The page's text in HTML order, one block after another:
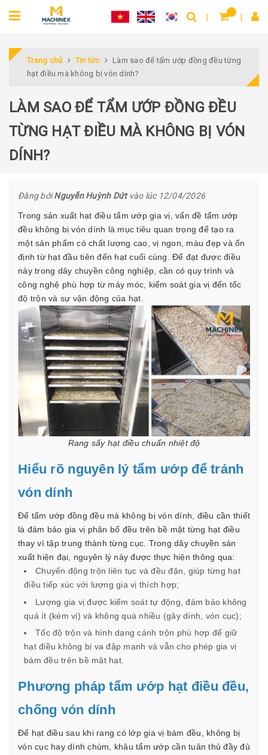
Trang chủ Tin tức
Làm sao để tẩm ướp đồng đều từng
hạt điều mà không bị vón dính?
LÀM SAO ĐỂ TẨM ƯỚP ĐỒNG ĐỀU
TỪNG HẠT ĐIỀU MÀ KHÔNG BỊ VÓN
DÍNH?
Đăng bởiNguyễn Huỳnh Dứtvào lúc 12/04/2026
Trong sản xuất hạt điều tẩm ướp gia vị, vấn đề tẩm ướp
đều không bị vón dính là mục tiêu quan trọng để tạo ra
một sản phẩm có chất lượng cao, vị ngon, màu đẹp và ổn
định từ hạt đầu tiên đến hạt cuối cùng. Để đạt được điều
này trong dây chuyền công nghiệp, cần có quy trình và
công nghệ phù hợp từ máy móc, kiểm soát gia vị đến tốc
độ trộn và sự vận động của hạt.
Rang sấy hạt điều chuẩn nhiệt độ
Hiểu rõ nguyên lý tẩm ướp để tránh
vón dính
Để tẩm ướp đồng đều mà không bị vón dính, điều cần thiết
là đảm bảo gia vị phân bố đều trên bề mặt từng hạt điều
thay vì tập trung thành từng cục. Trong dây chuyền sản
xuất hiện đại, nguyên lý này được thực hiện thông qua:
Chuyển động trộn liên tục và đều đặn, giúp từng hạt
điều tiếp xúc với lượng gia vị thích hợp;
Lượng gia vị được kiểm soát tự động, đảm bảo không
quá ít (kém vị) và không quá nhiều (gây dính, vón cục);
Tốc độ trộn và hình dạng cánh trộn phù hợp để giữ
hạt điều không bị va đập mạnh và vẫn cho phép gia vị
bám đều trên bề mặt hạt.
Phương pháp tẩm ướp hạt điều đều,
chống vón dính
Để hạt điều sau khi rang có lớp gia vị bám đều, không bị
vón cục hay dính chùm, khâu tẩm ướp cần tuân thủ đầy đủ